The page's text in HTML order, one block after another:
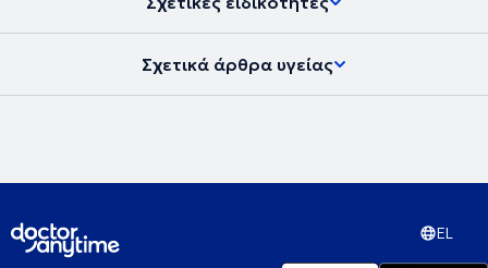
Σχετικά άρθρα υγείας
EL